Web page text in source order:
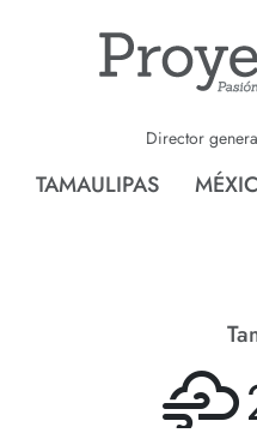
Director
TAMAULIPAS